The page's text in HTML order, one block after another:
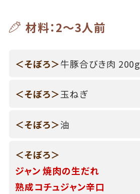
材料：2～3人前
＜そぼろ＞牛豚合びき肉 200g
＜そぼろ＞玉ねぎ
＜そぼろ＞油
＜そぼろ＞
ジャン 焼肉の生だれ
熟成コチュジャン辛口